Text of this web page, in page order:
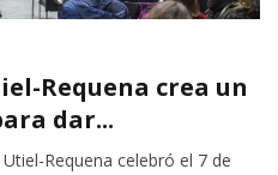
Requena crea un
dar...
Requena celebró el 7 de